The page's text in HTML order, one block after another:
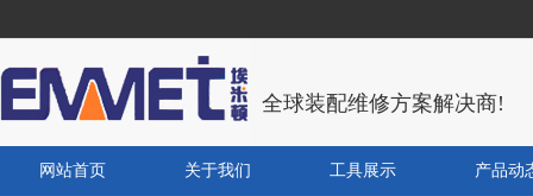
全球装配维修方案解决商!
网站首页 关于我们 工具展示 产品动